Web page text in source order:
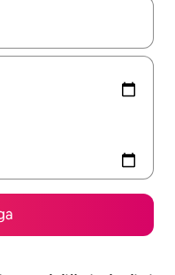
da se krećete kroz njih